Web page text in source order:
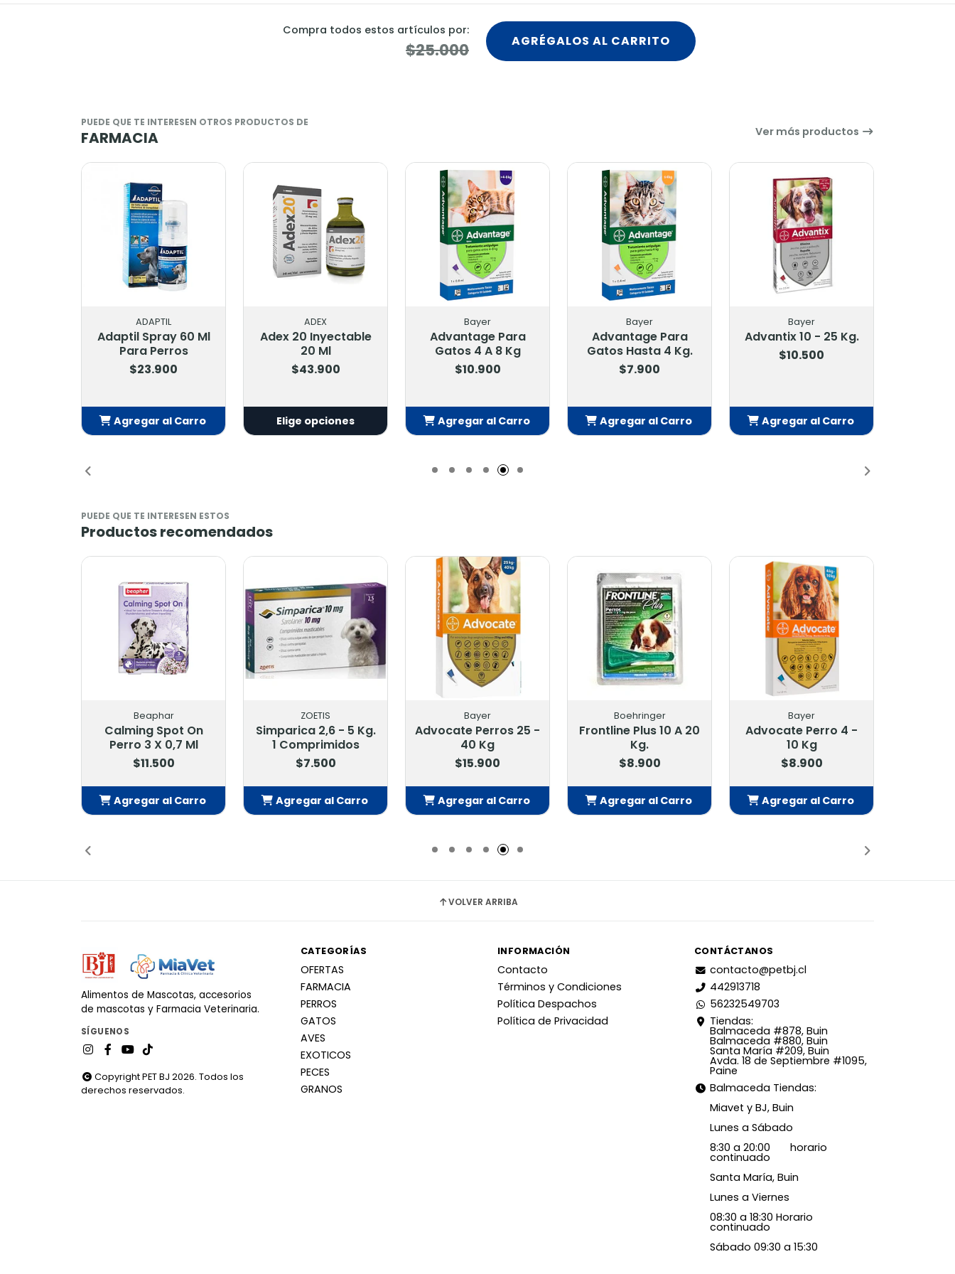
Compra todos estos artículos por:
$25.000 AGRÉGALOS AL CARRITO
PUEDE QUE TE INTERESEN OTROS PRODUCTOS DE
FARMACIA Ver más productos
Adaptil Spray 60 Ml
Agregar al Carro
Adex 20 Inyectable
Elige opciones
Advantage Para
Agregar al Carro
Advantage Para
Gatos Hasta 4 Kg.
Agregar al Carro
Advantix 10 - 25 Kg.
$10.500
Agregar al Carro
Advantix 25 - 40 Kg.
Agregar al Carro
PUEDE QUE TE INTERESEN ESTOS
Productos recomendados
Beaphar
Calming Spot On
Perro 3 X 0,7 Ml
$11.500
Agregar al Carro
ZOETIS
Simparica 2,6 - 5 Kg.
1 Comprimidos
$7.500
Agregar al Carro
Bayer
Advocate Perros 25 -
40 Kg
$15.900
Agregar al Carro
Boehringer
Frontline Plus 10 A 20
Kg.
$8.900
Agregar al Carro
Bayer
Advocate Perro 4 -
10 Kg
$8.900
Agregar al Carro
VOLVER ARRIBA
Alimentos de Mascotas, accesorios
de mascotas y Farmacia Veterinaria.
SÍGUENOS
Copyright PET BJ 2026. Todos los
derechos reservados.
CATEGORÍAS
OFERTAS
FARMACIA
PERROS
GATOS
AVES
EXOTICOS
PECES
GRANOS
INFORMACIÓN
Contacto
Términos y Condiciones
Política Despachos
Política de Privacidad
CONTÁCTANOS
contacto@petbj.cl
442913718
56232549703
Tiendas:
Balmaceda #878, Buin
Balmaceda #880, Buin
Santa María #209, Buin
Avda. 18 de Septiembre #1095,
Paine
Balmaceda Tiendas:
Miavet y BJ, Buin
Lunes a Sábado
8:30 a 20:00 horario
continuado
Santa María, Buin
Lunes a Viernes
08:30 a 18:30 Horario
continuado
Sábado 09:30 a 15:30